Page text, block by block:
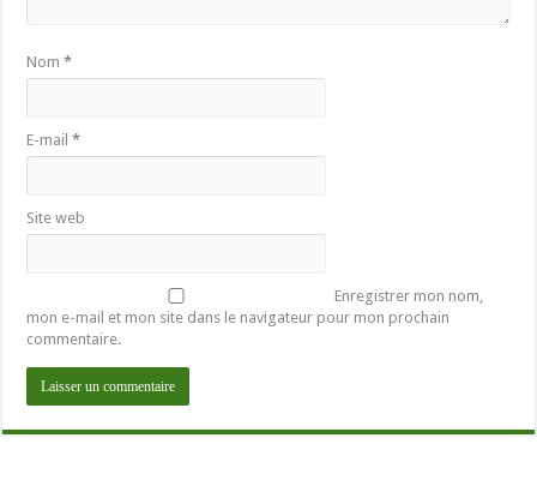
Nom*
E-mail*
Site web
Enregistrer mon nom,
mon e-mail et mon site dans le navigateur pour mon prochain
commentaire.